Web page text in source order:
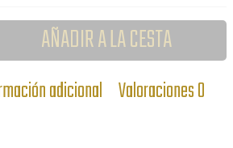
AÑADIR A LA CESTA
adicional Valoraciones0